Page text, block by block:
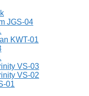
JGS-04
KWT-01
VS-03
VS-02
01